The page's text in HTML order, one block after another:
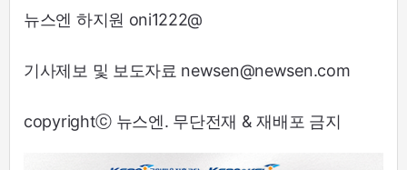
뉴스엔 하지원 oni1222@
기사제보 및 보도자료 newsen@newsen.com
copyrightⓒ 뉴스엔. 무단전재 & 재배포 금지